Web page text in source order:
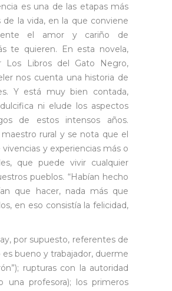
es una de las etapas más
de la vida, en la que conviene
el amor y cariño de
te quieren. En esta novela,
Los Libros del Gato Negro,
nos cuenta una historia de
Y está muy bien contada,
ni elude los aspectos
de estos intensos años.
rural y se nota que el
y experiencias más o
que puede vivir cualquier
pueblos. “Habían hecho
que hacer, nada más que
en eso consistía la felicidad,
por supuesto, referentes de
es bueno y trabajador, duerme
rupturas con la autoridad
una profesora); los primeros